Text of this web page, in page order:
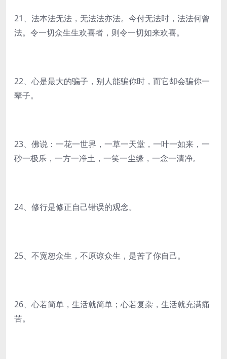
21、法本法无法，无法法亦法。今付无法时，法法何曾
法。令一切众生生欢喜者，则令一切如来欢喜。
22、心是最大的骗子，别人能骗你时，而它却会骗你一
辈子。
23、佛说：一花一世界，一草一天堂，一叶一如来，一
砂一极乐，一方一净土，一笑一尘缘，一念一清净。
24、修行是修正自己错误的观念。
25、不宽恕众生，不原谅众生，是苦了你自己。
26、心若简单，生活就简单；心若复杂，生活就充满痛
苦。